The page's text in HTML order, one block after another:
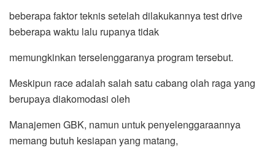
beberapa faktor teknis setelah dilakukannya test drive
beberapa waktu lalu rupanya tidak
memungkinkan terselenggaranya program tersebut.
Meskipun race adalah salah satu cabang olah raga yang
berupaya diakomodasi oleh
Manajemen GBK, namun untuk penyelenggaraannya
memang butuh kesiapan yang matang,